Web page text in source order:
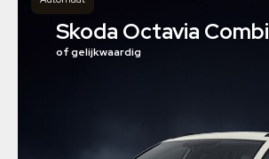
Skoda Octavia Combi
of gelijkwaardig